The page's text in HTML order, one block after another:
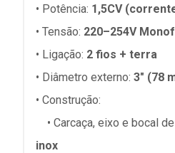
• Potência: 1,5CV
• Tensão: 220–254V
• Ligação: 2 fios + terra
• Diâmetro externo: 3" (78
• Construção:
• Carcaça, eixo e bocal
inox